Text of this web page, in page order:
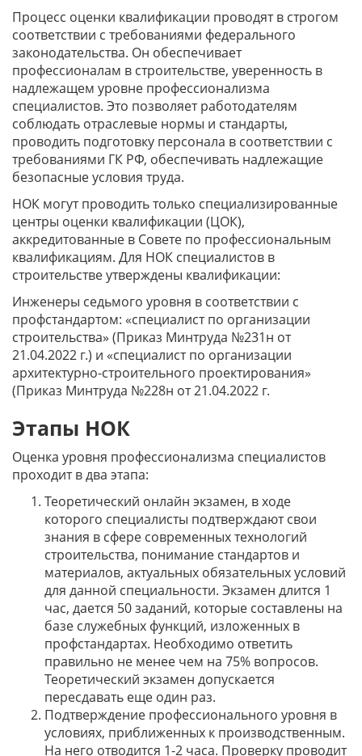
Процесс оценки квалификации проводят в строгом
соответствии с требованиями федерального
законодательства. Он обеспечивает
профессионалам в строительстве, уверенность в
надлежащем уровне профессионализма
специалистов. Это позволяет работодателям
соблюдать отраслевые нормы и стандарты,
проводить подготовку персонала в соответствии с
требованиями ГК РФ, обеспечивать надлежащие
безопасные условия труда.
НОК могут проводить только специализированные
центры оценки квалификации (ЦОК),
аккредитованные в Совете по профессиональным
квалификациям. Для НОК специалистов в
строительстве утверждены квалификации:
Инженеры седьмого уровня в соответствии с
профстандартом: «специалист по организации
строительства» (Приказ Минтруда №231н от
21.04.2022 г.) и «специалист по организации
архитектурно-строительного проектирования»
(Приказ Минтруда №228н от 21.04.2022 г.
Этапы НОК
Оценка уровня профессионализма специалистов
проходит в два этапа:
Теоретический онлайн экзамен, в ходе
которого специалисты подтверждают свои
знания в сфере современных технологий
строительства, понимание стандартов и
материалов, актуальных обязательных условий
для данной специальности. Экзамен длится 1
час, дается 50 заданий, которые составлены на
базе служебных функций, изложенных в
профстандартах. Необходимо ответить
правильно не менее чем на 75% вопросов.
Теоретический экзамен допускается
пересдавать еще один раз.
Подтверждение профессионального уровня в
условиях, приближенных к производственным.
На него отводится 1-2 часа. Проверку проводит